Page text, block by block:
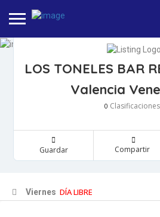
LOS TONELES BAR
Valencia
0 Clasificaciones
Guardar Compartir
Viernes DÍA LIBRE